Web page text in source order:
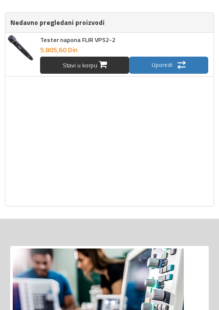
Nedavno pregledani proizvodi
Tester napona FLIR VP52-2
5.805,60Din
Stavi u korpu Uporedi